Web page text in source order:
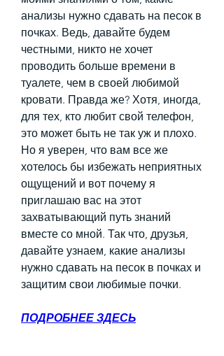
анализы нужно сдавать на песок в
почках. Ведь, давайте будем
честными, никто не хочет
проводить больше времени в
туалете, чем в своей любимой
кровати. Правда же? Хотя, иногда,
для тех, кто любит свой телефон,
это может быть не так уж и плохо.
Но я уверен, что вам все же
хотелось бы избежать неприятных
ощущений и вот почему я
приглашаю вас на этот
захватывающий путь знаний
вместе со мной. Так что, друзья,
давайте узнаем, какие анализы
нужно сдавать на песок в почках и
защитим свои любимые почки.
ПОДРОБНЕЕ ЗДЕСЬ